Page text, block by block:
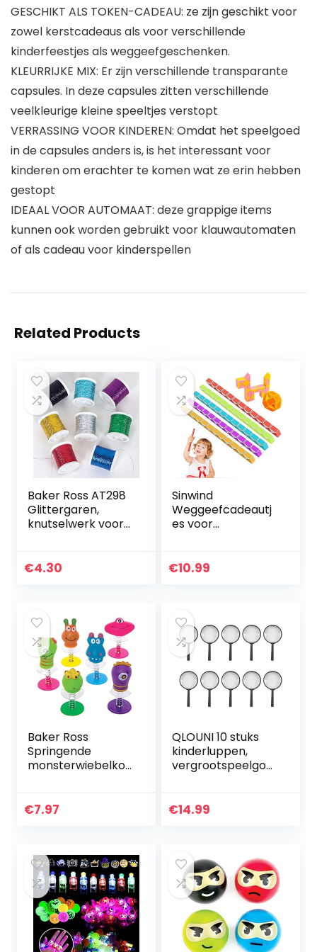
GESCHIKT ALS TOKEN-CADEAU: ze zijn geschikt voor
zowel kerstcadeaus als voor verschillende
kinderfeestjes als weggeefgeschenken.
KLEURRIJKE MIX: Er zijn verschillende transparante
capsules. In deze capsules zitten verschillende
veelkleurige kleine speeltjes verstopt
VERRASSING VOOR KINDEREN: Omdat het speelgoed
in de capsules anders is, is het interessant voor
kinderen om erachter te komen wat ze erin hebben
gestopt
IDEAAL VOOR AUTOMAAT: deze grappige items
kunnen ook worden gebruikt voor klauwautomaten
of als cadeau voor kinderspellen
Related Products
Baker Ross AT298
Glittergaren,
knutselwerk voor
€4.30
Sinwind
Weggeefcadeautj
es voor
blokken, magische
€10.99
Baker Ross
Springende
monsterwiebelkop
cadeautje en prijs
€7.97
QLOUNI 10 stuks
kinderluppen,
vergrootspeelgoe
zakloep voor
€14.99